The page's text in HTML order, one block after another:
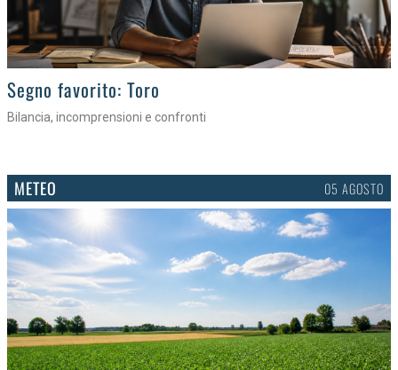
>
Segno favorito: Toro
Bilancia, incomprensioni e confronti
METEO 05 AGOSTO